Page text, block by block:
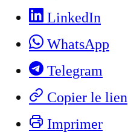
LinkedIn
WhatsApp
Telegram
Copier le lien
Imprimer